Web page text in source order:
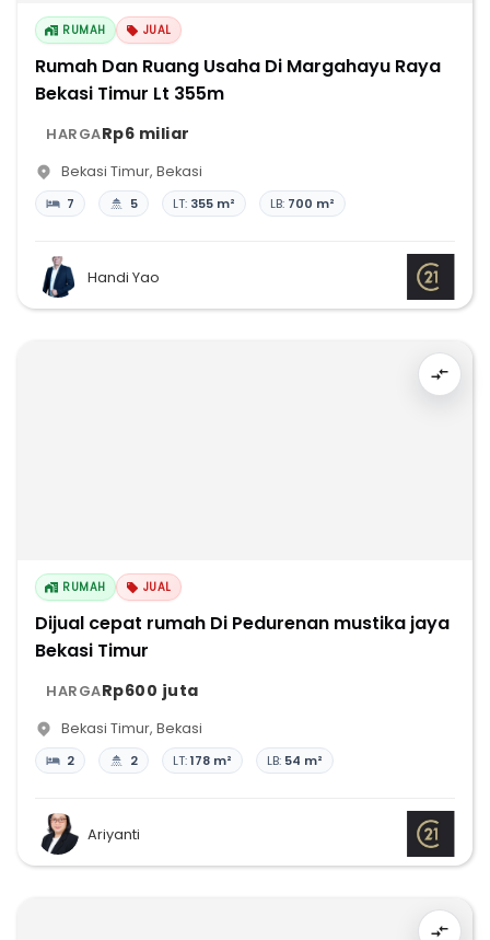
RUMAH JUAL
Rumah Dan Ruang Usaha Di Margahayu Raya
Bekasi Timur Lt 355m
HARGARp6 miliar
Bekasi Timur, Bekasi
7 5 LT: 355 m² LB: 700 m²
Handi Yao
RUMAH JUAL
Dijual cepat rumah Di Pedurenan mustika jaya
Bekasi Timur
HARGARp600 juta
Bekasi Timur, Bekasi
2 2 LT:178 m² LB: 54 m²
Ariyanti